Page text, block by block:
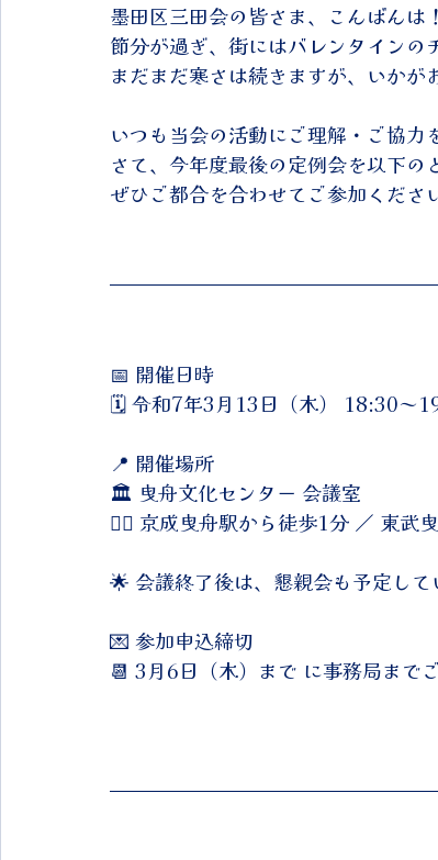
墨田区三田会の皆さま、こんばんは
節分が過ぎ、街にはバレンタインの
まだまだ寒さは続きますが、いかが
いつも当会の活動にご理解・ご協力
さて、今年度最後の定例会を以下の
ぜひご都合を合わせてご参加くださ
📅 開催日時
🗓 令和7年3月13日（木） 18:30～
📍 開催場所
🏛 曳舟文化センター 会議室
🚶‍♂️ 京成曳舟駅から徒歩1分 ／ 東武
🌟 会議終了後は、懇親会も予定し
💌 参加申込締切
📆 3月6日（木）まで に事務局まで